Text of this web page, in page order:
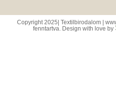
Copyright 2025| Textilbirodalom |
fenntartva. Design with love by